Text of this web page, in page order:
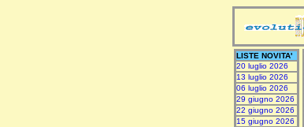
LISTE NOVITA'
20 luglio 2026
13 luglio 2026
06 luglio 2026
29 giugno 2026
22 giugno 2026
15 giugno 2026